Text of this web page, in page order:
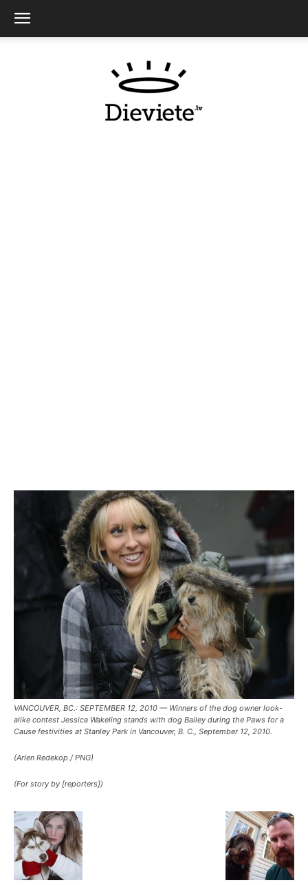
VANCOUVER, BC.: SEPTEMBER 12, 2010 — Winners of the dog owner look-
alike contest Jessica Wakeling stands with dog Bailey during the Paws for a
Cause festivities at Stanley Park in Vancouver, B. C., September 12, 2010.
(Arlen Redekop / PNG)
(For story by [reporters])